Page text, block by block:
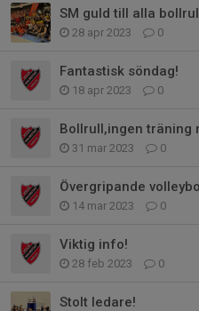
SM guld till alla
28 apr 2023 0
Fantastisk söndag!
18 apr 2023 0
Bollrull,ingen träning
31 mar 2023 0
Övergripande
14 mar 2023 0
Viktig info!
28 feb 2023 0
Stolt ledare!